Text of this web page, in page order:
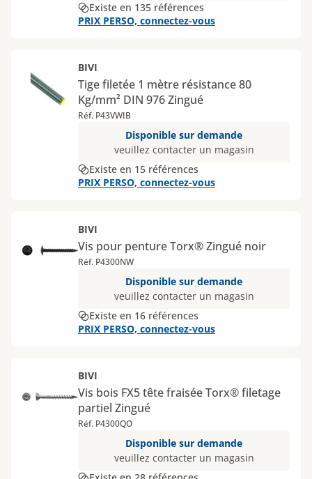
Existe en 135 références
PRIX PERSO, connectez-vous
BIVI
Tige filetée 1 mètre résistance 80
Kg/mm² DIN 976 Zingué
Réf. P43VWIB
Disponible sur demande
veuillez contacter un magasin
Existe en 15 références
PRIX PERSO, connectez-vous
BIVI
Vis pour penture Torx® Zingué noir
Réf. P4300NW
Disponible sur demande
veuillez contacter un magasin
Existe en 16 références
PRIX PERSO, connectez-vous
BIVI
Vis bois FX5 tête fraisée Torx® filetage
partiel Zingué
Réf. P4300QO
Disponible sur demande
veuillez contacter un magasin